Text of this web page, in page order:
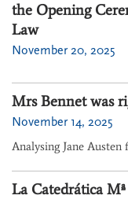
the Opening
Law
November 20, 2025
Mrs Bennet was
November 14, 2025
Analysing Jane
La Catedrática